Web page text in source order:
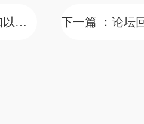
上一篇 ：论坛回顾｜曹春风：对“排除合理怀疑”的认知以及司法实践中遇到的困惑